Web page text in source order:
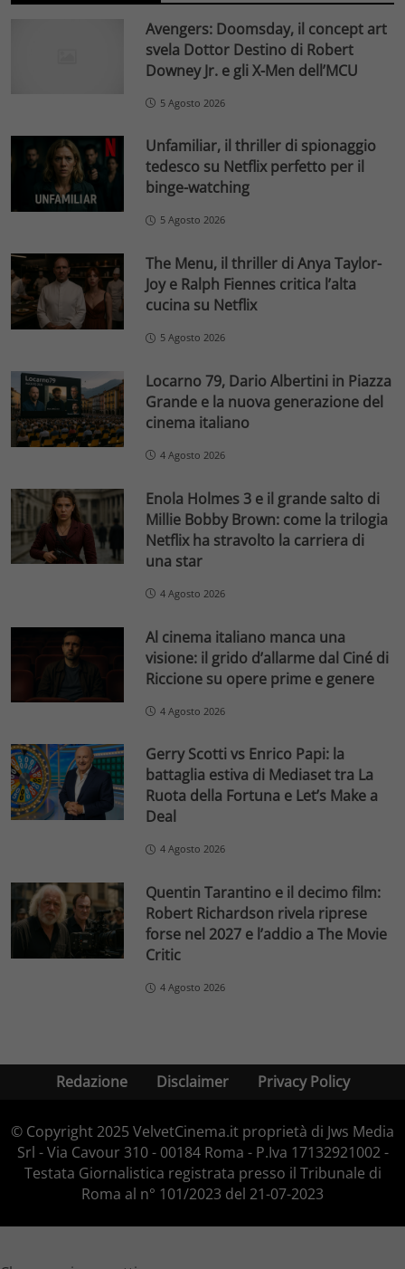
Avengers: Doomsday, il concept art
svela Dottor Destino di Robert
Downey Jr. e gli X-Men dell’MCU
5 Agosto 2026
Unfamiliar, il thriller di spionaggio
tedesco su Netflix perfetto per il
binge-watching
5 Agosto 2026
The Menu, il thriller di Anya Taylor-
Joy e Ralph Fiennes critica l’alta
cucina su Netflix
5 Agosto 2026
Locarno 79, Dario Albertini in Piazza
Grande e la nuova generazione del
cinema italiano
4 Agosto 2026
Enola Holmes 3 e il grande salto di
Millie Bobby Brown: come la trilogia
Netflix ha stravolto la carriera di
una star
4 Agosto 2026
Al cinema italiano manca una
visione: il grido d’allarme dal Ciné di
Riccione su opere prime e genere
4 Agosto 2026
Gerry Scotti vs Enrico Papi: la
battaglia estiva di Mediaset tra La
Ruota della Fortuna e Let’s Make a
Deal
4 Agosto 2026
Quentin Tarantino e il decimo film:
Robert Richardson rivela riprese
forse nel 2027 e l’addio a The Movie
Critic
4 Agosto 2026
Redazione Disclaimer Privacy Policy
© Copyright 2025 VelvetCinema.it proprietà di Jws Media
Srl - Via Cavour 310 - 00184 Roma - P.Iva 17132921002 -
Testata Giornalistica registrata presso il Tribunale di
Roma al n° 101/2023 del 21-07-2023